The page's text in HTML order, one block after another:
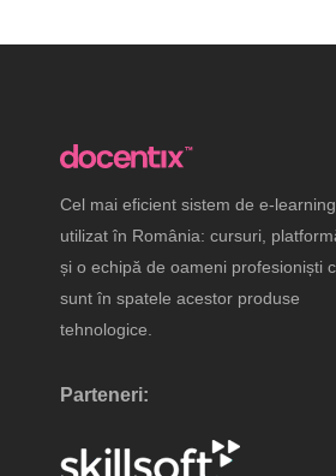
Cel mai eficient sistem de e-learning
utilizat în România: cursuri,
și o echipă de oameni profesioniști
sunt în spatele acestor produse
tehnologice.
Parteneri: